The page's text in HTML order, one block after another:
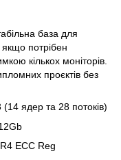
база для
потрібен
кількох моніторів.
проєктів без
ядер та 28 потоків)
ECC Reg